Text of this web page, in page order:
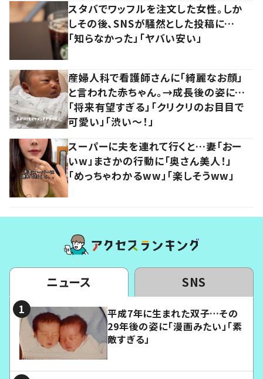
スタバでワッフルを注文した女性。しか
しその後、SNSが騒然とした投稿に…
「知らなかった」「ヤバい安い」
産婦人科で看護師さんに「綺麗なお顔」
と言われた赤ちゃん。→成長後の姿に…
「将来有望すぎる」「クリクリのお目目で
可愛い」「渋い～！」
スーパーに夫を連れて行くと…妻「おー
いw」まさかの行動に「奥さん美人！」
「めっちゃわかるww」「楽しそうww」
ニュース SNS
平成7年に生まれた双子…その
29年後の姿に「漫画みたい」「素
敵すぎる」